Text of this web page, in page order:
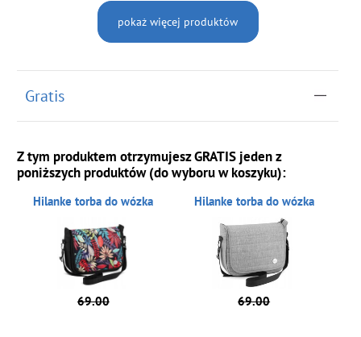
pokaż więcej produktów
Gratis
Z tym produktem otrzymujesz GRATIS jeden z
poniższych produktów (do wyboru w koszyku):
Hilanke torba do wózka
69.00
Hilanke torba do wózka
69.00